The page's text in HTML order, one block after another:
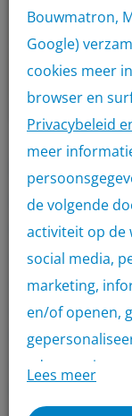
App
Ben je op zoek
woning of
aan het juiste
zakelijke
aangesloten
Met een uniek
afhalen bij de
Bouwmatron,
Google)
cookies meer
browser en
Privacybeleid
meer
de volgende
activiteit op de
social media,
marketing,
en/of openen,
Lees meer